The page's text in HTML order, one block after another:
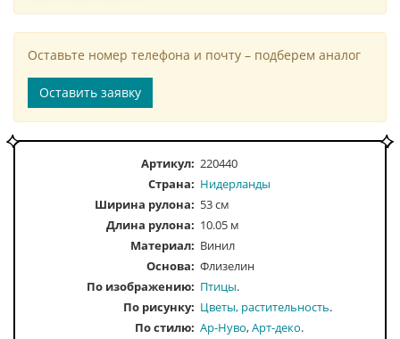
Оставьте номер телефона и почту – подберем аналог
Оставить заявку
Артикул: 220440
Страна: Нидерланды
Ширина рулона: 53 см
Длина рулона: 10.05 м
Материал: Винил
Основа: Флизелин
По изображению
Птицы
По рисунку
Цветы, растительность
По стилю Ар-Нуво Арт-деко